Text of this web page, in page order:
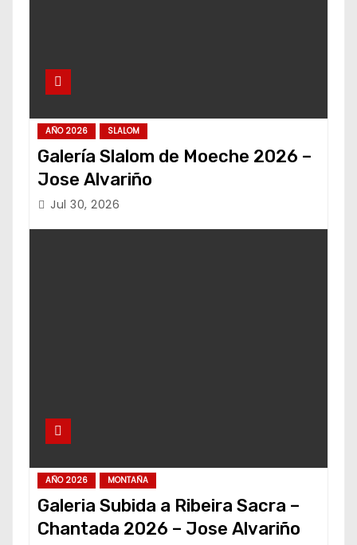
AÑO 2026 SLALOM
Galería Slalom de Moeche 2026 –
Jose Alvariño
Jul 30, 2026
AÑO 2026 MONTAÑA
Galeria Subida a Ribeira Sacra –
Chantada 2026 – Jose Alvariño